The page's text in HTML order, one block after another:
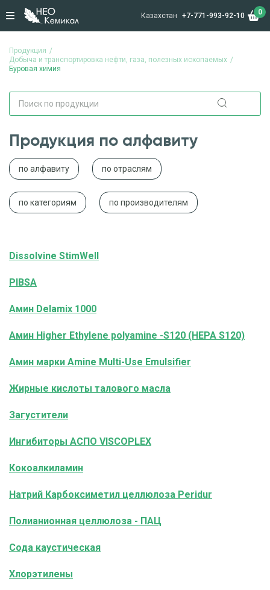
Казахстан +7-771-993-92-10 0
Продукция
Добыча и транспортировка нефти, газа, полезных ископаемых
Буровая химия
Продукция по алфавиту
по алфавиту по отраслям
по категориям по производителям
Dissolvine StimWell
PIBSA
Амин Delamix 1000
Амин Higher Ethylene polyamine -S120 (HEPA S120)
Амин марки Amine Multi-Use Emulsifier
Жирные кислоты талового масла
Загустители
Ингибиторы АСПО VISCOPLEX
Кокоалкиламин
Натрий Карбоксиметил целлюлоза Peridur
Полианионная целлюлоза - ПАЦ
Сода каустическая
Хлорэтилены